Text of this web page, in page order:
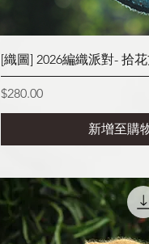
快速瀏覽
[織圖] 2026編織派對- 拾
價格
$280.00
新增至購